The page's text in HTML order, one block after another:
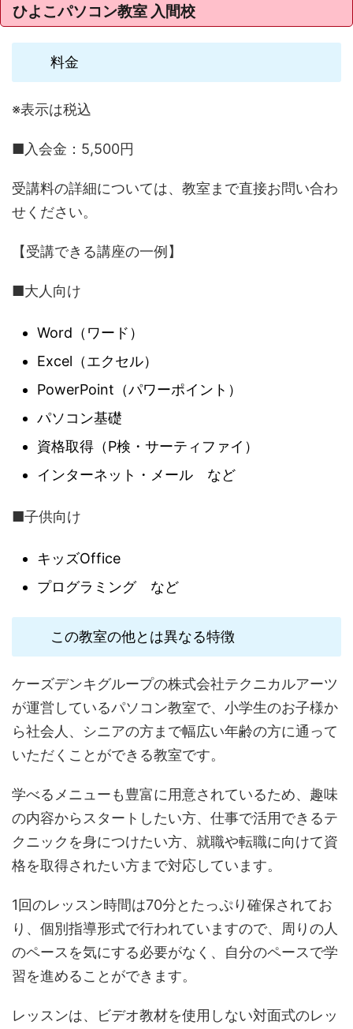
ひよこパソコン教室 入間校
料金
※表示は税込
■入会金：5,500円
受講料の詳細については、教室まで直接お問い合わ
せください。
【受講できる講座の一例】
■大人向け
Word（ワード）
Excel（エクセル）
PowerPoint（パワーポイント）
パソコン基礎
資格取得（P検・サーティファイ）
インターネット・メール など
■子供向け
キッズOffice
プログラミング など
この教室の他とは異なる特徴
ケーズデンキグループの株式会社テクニカルアーツ
が運営しているパソコン教室で、小学生のお子様か
ら社会人、シニアの方まで幅広い年齢の方に通って
いただくことができる教室です。
学べるメニューも豊富に用意されているため、趣味
の内容からスタートしたい方、仕事で活用できるテ
クニックを身につけたい方、就職や転職に向けて資
格を取得されたい方まで対応しています。
1回のレッスン時間は70分とたっぷり確保されてお
り、個別指導形式で行われていますので、周りの人
のペースを気にする必要がなく、自分のペースで学
習を進めることができます。
レッスンは、ビデオ教材を使用しない対面式のレッ